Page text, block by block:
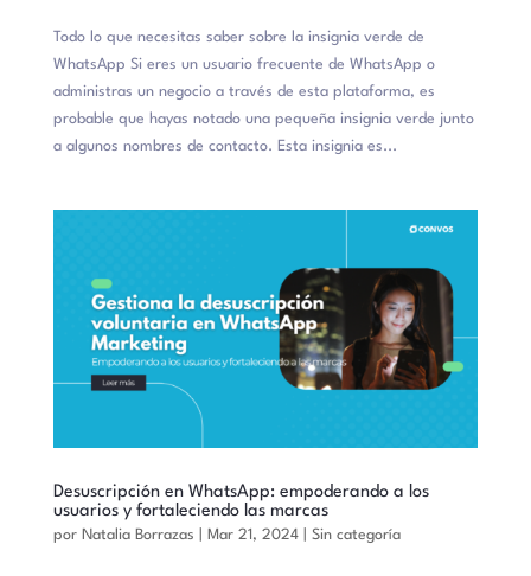
Todo lo que necesitas saber sobre la insignia verde de
WhatsApp Si eres un usuario frecuente de WhatsApp o
administras un negocio a través de esta plataforma, es
probable que hayas notado una pequeña insignia verde junto
a algunos nombres de contacto. Esta insignia es...
Desuscripción en WhatsApp: empoderando a los
usuarios y fortaleciendo las marcas
por Natalia Borrazas Mar 21, 2024| Sin categoría